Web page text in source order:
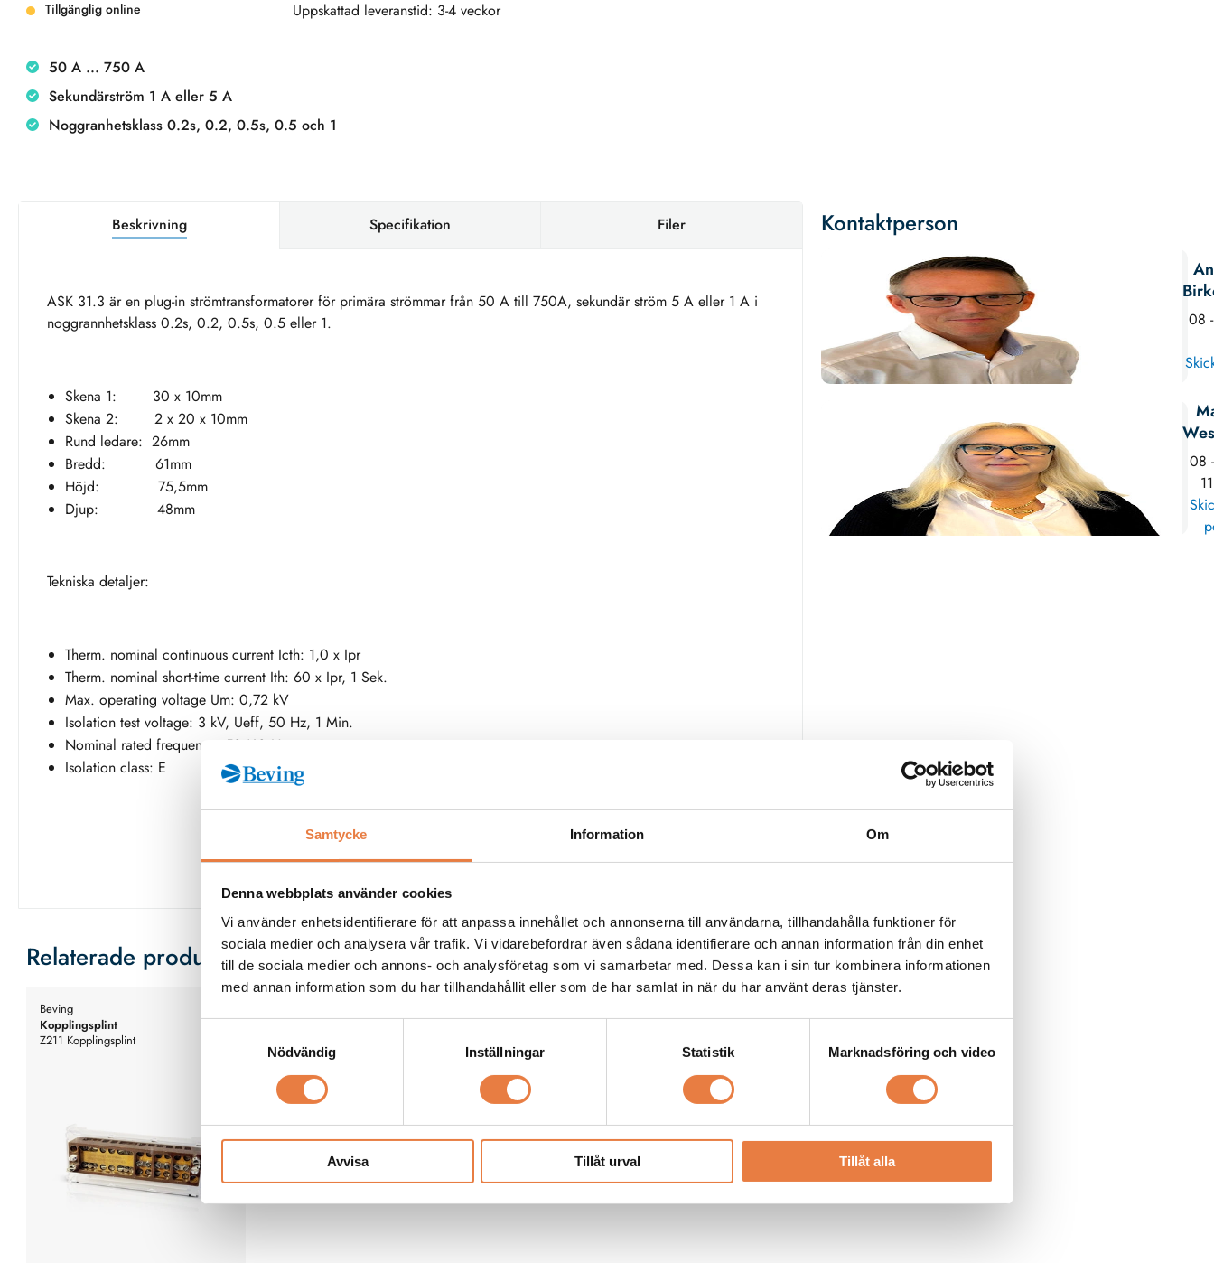
Samtycke Information Om
Denna webbplats använder cookies
Vi använder enhetsidentifierare för att anpassa innehållet och annonserna till användarna, tillhandahålla funktioner för
sociala medier och analysera vår trafik. Vi vidarebefordrar även sådana identifierare och annan information från din enhet
till de sociala medier och annons- och analysföretag som vi samarbetar med. Dessa kan i sin tur kombinera informationen
med annan information som du har tillhandahållit eller som de har samlat in när du har använt deras tjänster.
Nödvändig
Inställningar Statistik Marknadsföring och video
Avvisa Tillåt urval Tillåt alla
Tillgänglig online Uppskattad leveranstid: 3-4 veckor
50 A ... 750 A
Sekundärström 1 A eller 5 A
Noggranhetsklass 0.2s, 0.2, 0.5s, 0.5 och 1
Beskrivning Specifikation Filer
ASK 31.3 är en plug-in strömtransformatorer för primära strömmar från 50 A till 750A, sekundär ström 5 A eller 1 A i
noggrannhetsklass 0.2s, 0.2, 0.5s, 0.5 eller 1.
Skena 1: 30 x 10mm
Skena 2: 2 x 20 x 10mm
Rund ledare: 26mm
Bredd: 61mm
Höjd: 75,5mm
Djup: 48mm
Tekniska detaljer:
Therm. nominal continuous current Icth: 1,0 x Ipr
Therm. nominal short-time current Ith: 60 x Ipr, 1 Sek.
Max. operating voltage Um: 0,72 kV
Isolation test voltage: 3 kV, Ueff, 50 Hz, 1 Min.
Nominal rated frequency: 50/60 Hz
Isolation class: E
Kontaktperson
08
08
Relaterade produkter
Beving
Kopplingsplint
Z211 Kopplingsplint